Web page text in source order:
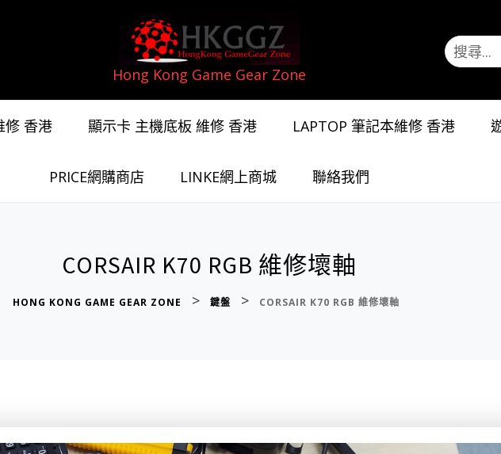
Hong Kong Game Gear Zone
修 香港 顯示卡 主機底板 維修 香港 LAPTOP 筆記本維修 香港
PRICE網購商店 LINKE網上商城 聯絡我們
CORSAIR K70 RGB 維修壞軸
HONG KONG GAME GEAR ZONE > 鍵盤 > CORSAIR K70 RGB 維修壞軸